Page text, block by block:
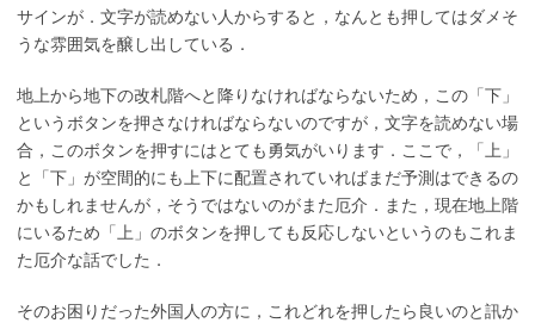
サインが．文字が読めない人からすると，なんとも押してはダメそ
うな雰囲気を醸し出している．
地上から地下の改札階へと降りなければならないため，この「下」
というボタンを押さなければならないのですが，文字を読めない場
合，このボタンを押すにはとても勇気がいります．ここで，「上」
と「下」が空間的にも上下に配置されていればまだ予測はできるの
かもしれませんが，そうではないのがまた厄介．また，現在地上階
にいるため「上」のボタンを押しても反応しないというのもこれま
た厄介な話でした．
そのお困りだった外国人の方に，これどれを押したら良いのと訊か